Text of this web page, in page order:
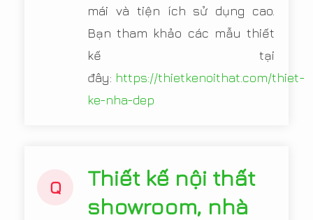
mái và tiện ích sử dụng cao.
Bạn tham khảo các mẫu thiết
kế tại
đây: https://thietkenoithat.com/thiet-
ke-nha-dep
Q
Thiết kế nội thất
showroom, nhà